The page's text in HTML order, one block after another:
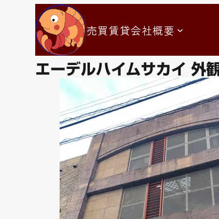
売買賃貸会社概要
エーデルハイムサカイ 外